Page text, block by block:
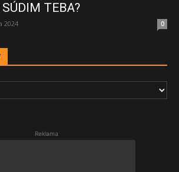
TEBA?
2024 0
Reklama